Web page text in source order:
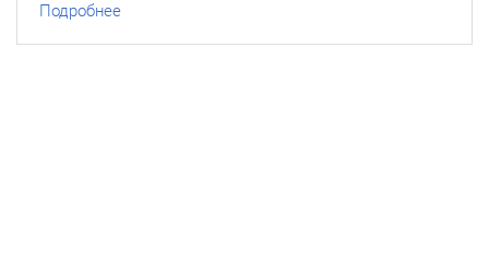
Подробнее